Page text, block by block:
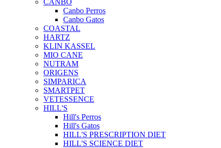
Canbo Perros
Canbo Gatos
COASTAL
HARTZ
KLIN KASSEL
MIO CANE
NUTRAM
ORIGENS
SIMPARICA
SMARTPET
VETESSENCE
HILL'S
Hill's Perros
Hill's Gatos
HILL'S PRESCRIPTION DIET
HILL'S SCIENCE DIET